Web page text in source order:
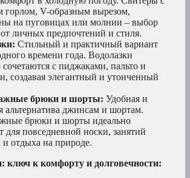
горлом, V-образным вырезом,
на пуговицах или молнии – выбор
от личных предпочтений и стиля.
Стильный и практичный вариант
времени года. Водолазки
сочетаются с пиджаками, пальто и
создавая элегантный и утонченный
брюки и шорты: Удобная и
альтернатива джинсам и шортам.
брюки и шорты идеально
для повседневной носки, занятий
и отдыха на природе.
ключ к комфорту и долговечности: